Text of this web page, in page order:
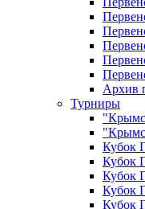
Архив
Турниры
Кубок
Кубок
Кубок
Кубок
Кубок